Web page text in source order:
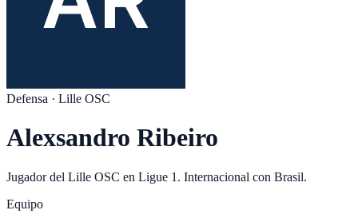
Defensa · Lille OSC
Alexsandro Ribeiro
Jugador del Lille OSC en Ligue 1 . Internacional con Brasil.
Equipo